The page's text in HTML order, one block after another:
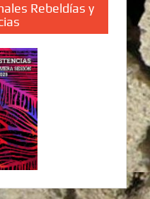
Rebeldías y